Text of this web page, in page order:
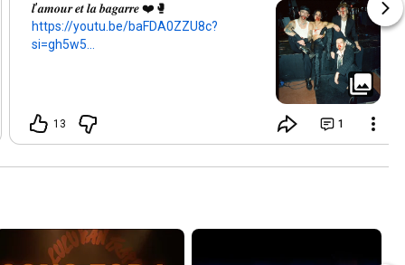
𝒍’𝒂𝒎𝒐𝒖𝒓 𝒆𝒕 𝒍𝒂 𝒃𝒂𝒈𝒂𝒓𝒓𝒆 ❤️🥊
https://youtu.be/baFDA0ZZU8c?
si=gh5w5...
13 1